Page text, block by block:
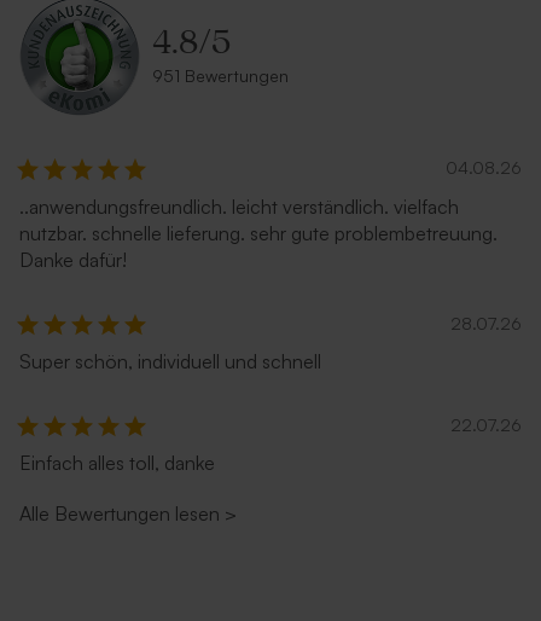
4.8/5
951 Bewertungen
04.08.26
..anwendungsfreundlich. leicht verständlich. vielfach
nutzbar. schnelle lieferung. sehr gute problembetreuung.
Danke dafür!
28.07.26
Super schön, individuell und schnell
22.07.26
Einfach alles toll, danke
Alle Bewertungen lesen >